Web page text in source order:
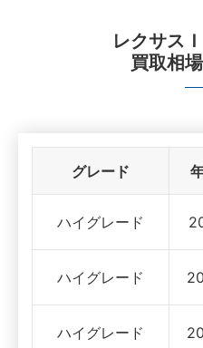
レクサス
買取相
グレード
ハイグレード
ハイグレード
ハイグレード